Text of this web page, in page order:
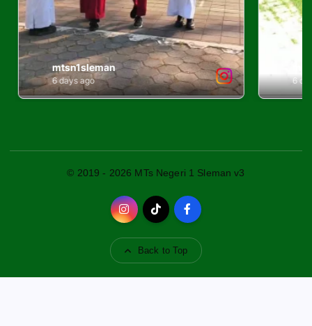
© 2019 - 2026 MTs Negeri 1 Sleman v3
Back to Top